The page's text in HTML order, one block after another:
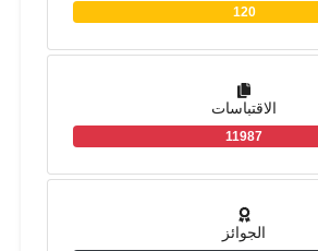
120
الاقتباسات
11987
الجوائز